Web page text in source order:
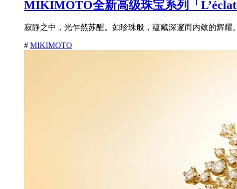
MIKIMOTO全新高级珠宝系列「
寂静之中，光乍然苏醒。如珍珠般，蕴藏深邃而内敛的辉
# MIKIMOTO